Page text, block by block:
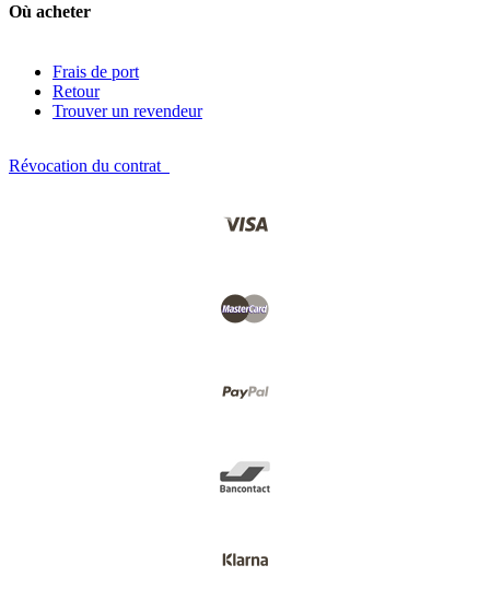
Où acheter
Frais de port
Retour
Trouver un revendeur
Révocation du contrat